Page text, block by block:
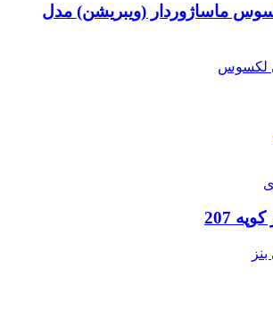
ماساژوردار (ویبریشن) مدل
لکسوس
207